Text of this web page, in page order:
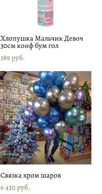
Хлопушка Мальчик Девоч
30см конф бум гол
389 pуб.
Связка хром шаров
6 430 pуб.